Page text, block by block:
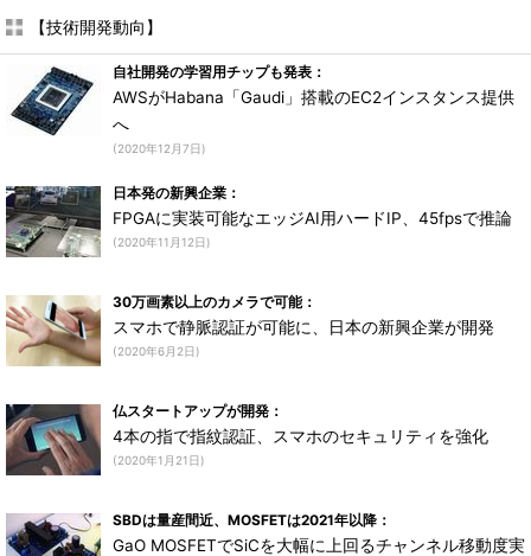
【技術開発動向】
自社開発の学習用チップも発表：
AWSがHabana「Gaudi」搭載のEC2インスタンス提供
へ
(2020年12月7日)
日本発の新興企業：
FPGAに実装可能なエッジAI用ハードIP、45fpsで推論
(2020年11月12日)
30万画素以上のカメラで可能：
スマホで静脈認証が可能に、日本の新興企業が開発
(2020年6月2日)
仏スタートアップが開発：
4本の指で指紋認証、スマホのセキュリティを強化
(2020年1月21日)
SBDは量産間近、MOSFETは2021年以降：
GaO MOSFETでSiCを大幅に上回るチャンネル移動度実